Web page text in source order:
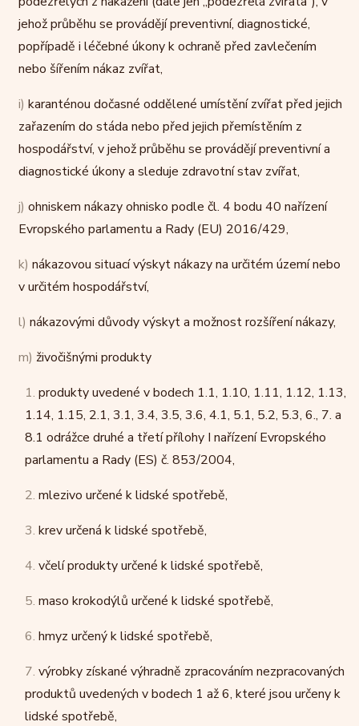
jehož průběhu se provádějí preventivní, diagnostické,
popřípadě i léčebné úkony k ochraně před zavlečením
nebo šířením nákaz zvířat,
i) karanténou dočasné oddělené umístění zvířat před jejich
zařazením do stáda nebo před jejich přemístěním z
hospodářství, v jehož průběhu se provádějí preventivní a
diagnostické úkony a sleduje zdravotní stav zvířat,
j) ohniskem nákazy ohnisko podle čl. 4 bodu 40 nařízení
Evropského parlamentu a Rady (EU) 2016/429,
k) nákazovou situací výskyt nákazy na určitém území nebo
v určitém hospodářství,
l) nákazovými důvody výskyt a možnost rozšíření nákazy,
m) živočišnými produkty
1. produkty uvedené v bodech 1.1, 1.10, 1.11, 1.12, 1.13,
1.14, 1.15, 2.1, 3.1, 3.4, 3.5, 3.6, 4.1, 5.1, 5.2, 5.3, 6., 7. a
8.1 odrážce druhé a třetí přílohy I nařízení Evropského
parlamentu a Rady (ES) č. 853/2004,
2. mlezivo určené k lidské spotřebě,
3. krev určená k lidské spotřebě,
4. včelí produkty určené k lidské spotřebě,
5. maso krokodýlů určené k lidské spotřebě,
6. hmyz určený k lidské spotřebě,
7. výrobky získané výhradně zpracováním nezpracovaných
produktů uvedených v bodech 1 až 6, které jsou určeny k
lidské spotřebě,